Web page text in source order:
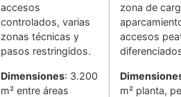
accesos
controlados, varias
zonas técnicas y
pasos restringidos.
Dimensiones: 3.200
m² entre áreas
zona de
accesos
m² planta,